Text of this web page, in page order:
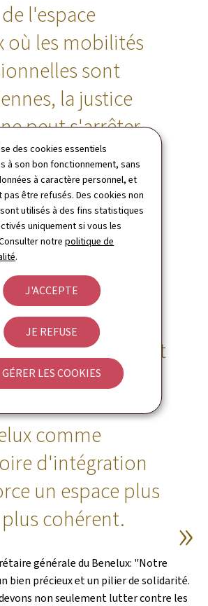
des cookies essentiels
à son bon fonctionnement, sans
à caractère personnel, et
pas être refusés. Des cookies non
utilisés à des fins statistiques
uniquement si vous les
notrepolitique de
.
J'ACCEPTE
JE REFUSE
GÉRER LES COOKIES
l'espace
où les mobilités
sont
la justice
peut s'arrêter
En signant
nous nous
outil concret
contre les
les travailleurs et
entreprises et
qui respectent
Ce Traité
dans la tradition
comme
d'intégration
un espace plus
cohérent.
générale du Benelux: "Notre
bien précieux et un pilier de solidarité.
non seulement lutter contre les